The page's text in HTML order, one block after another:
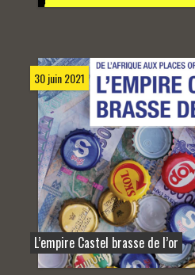
30 juin 2021
L’empire Castel brasse de l’or